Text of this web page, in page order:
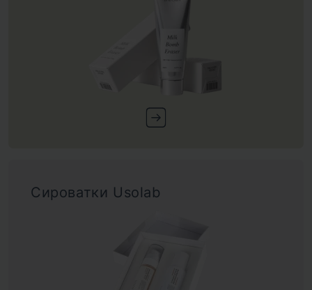
Сироватки Usolab